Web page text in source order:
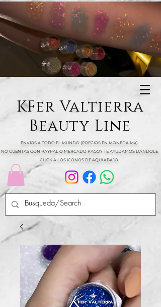
KFer Valtierra
Beauty Line
ENVIOS A TODO EL MUNDO (PRECIOS EN MONEDA MX)
NO CUENTAS CON PAYPAL O MERCADO PAGO? TE AYUDAMOS DANDOLE
CLICK A LOS ICONOS DE AQUI ABAJO